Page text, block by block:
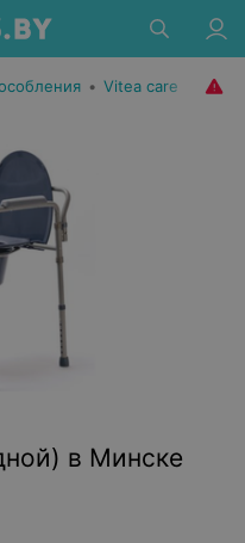
• Vitea care
в Минске